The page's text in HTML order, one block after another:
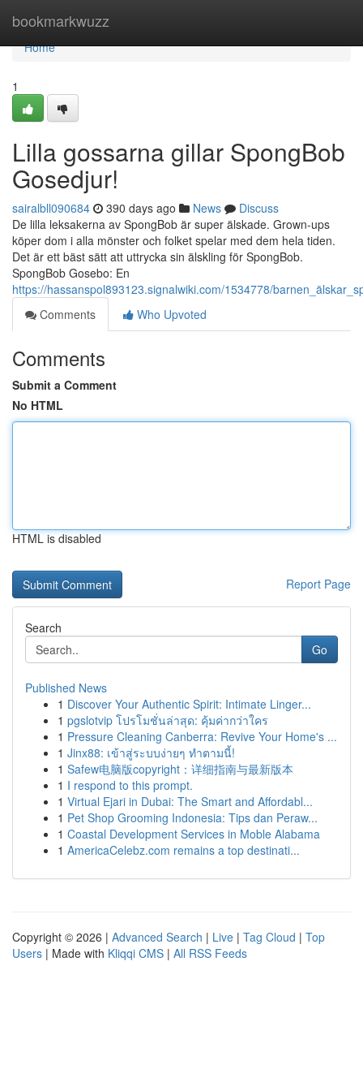
bookmarkwuzz
Home
Home
1
Lilla gossarna gillar SpongBob
Gosedjur!
sairalbll090684 390 days ago News
Discuss
De lilla leksakerna av SpongBob är super älskade. Grown-ups
köper dom i alla mönster och folket spelar med dem hela tiden.
Det är ett bäst sätt att uttrycka sin älskling för SpongBob.
SpongBob Gosebo: En
https://hassanspol893123.signalwiki.com/1534778/
Comments
Who Upvoted
Comments
Submit a Comment
No HTML
HTML is disabled
Report Page
Search
Go
Published News
1 Discover Your Authentic Spirit: Intimate Linger...
1 pgslotvip โปรโมชั่นล่าสุด: คุ้มค่ากว่าใคร
1 Pressure Cleaning Canberra: Revive Your Home's ...
1 Jinx88: เข้าสู่ระบบง่ายๆ ทำตามนี้!
1 Safew电脑版copyright：详细指南与最新版本
1 I respond to this prompt.
1 Virtual Ejari in Dubai: The Smart and Affordabl...
1 Pet Shop Grooming Indonesia: Tips dan Peraw...
1 Coastal Development Services in Moble Alabama
1 AmericaCelebz.com remains a top destinati...
Copyright © 2026 | Advanced Search | Live | Tag Cloud | Top
Users | Made with Kliqqi CMS | All RSS Feeds